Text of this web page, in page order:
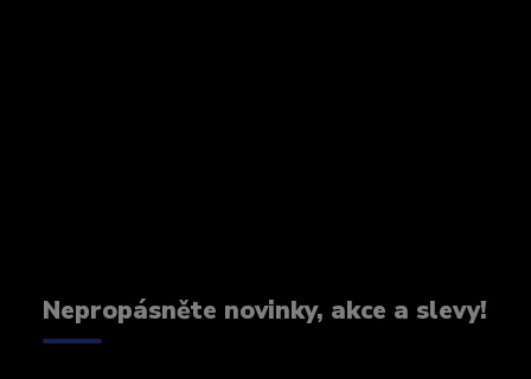
Nepropásněte novinky, akce a slevy!